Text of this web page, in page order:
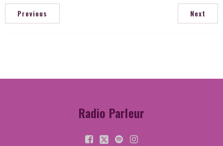
Previous Next
Radio Parleur